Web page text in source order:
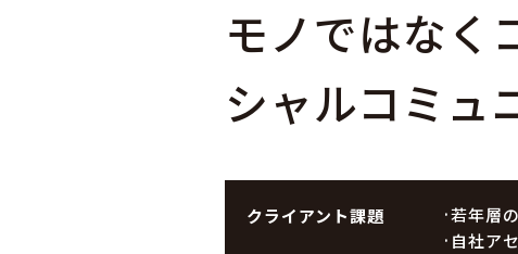
モノではなく
シャルコミュ
クライアント課題
若年層
自社ア